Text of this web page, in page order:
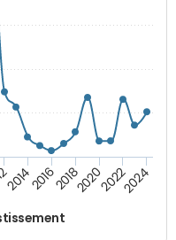
201420162018202020222024